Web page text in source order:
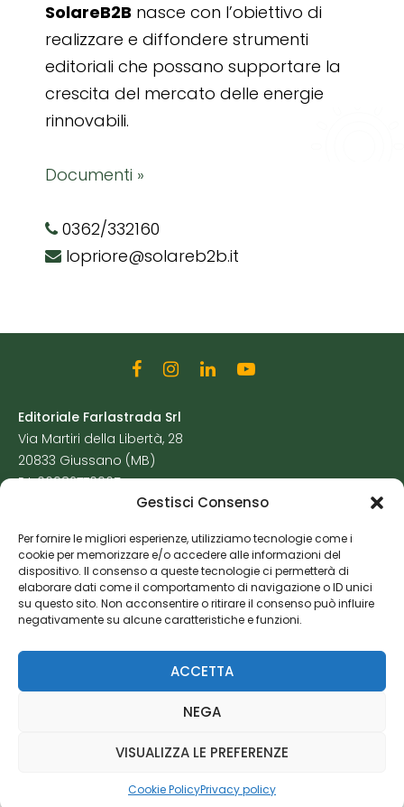
Gestisci Consenso
Per fornire le migliori esperienze, utilizziamo tecnologie come i
cookie per memorizzare e/o accedere alle informazioni del
dispositivo. Il consenso a queste tecnologie ci permetterà di
elaborare dati come il comportamento di navigazione o ID unici
su questo sito. Non acconsentire o ritirare il consenso può influire
negativamente su alcune caratteristiche e funzioni.
ACCETTA
NEGA
VISUALIZZA LE PREFERENZE
Cookie PolicyPrivacy policy
SolareB2B nasce con l’obiettivo di
realizzare e diffondere strumenti
editoriali che possano supportare la
crescita del mercato delle energie
rinnovabili.
Documenti »
0362/332160
lopriore@solareb2b.it
Editoriale Farlastrada Srl
Via Martiri della Libertà, 28
20833 Giussano (MB)
P.I. 06982770965
Cookie Policy
Risorse Aggiuntive